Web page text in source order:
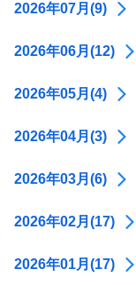
2026年07月(9)
2026年06月(12)
2026年05月(4)
2026年04月(3)
2026年03月(6)
2026年02月(17)
2026年01月(17)